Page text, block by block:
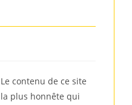
contenu de ce site
plus honnête qui